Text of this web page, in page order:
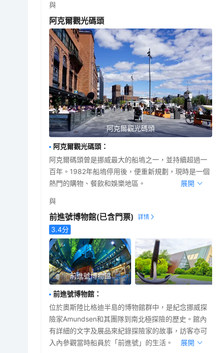
與
阿克爾觀光碼頭
阿克爾觀光碼頭
阿克爾觀光碼頭 ：
阿克爾碼頭曾是挪威最大的船塢之一，並持續超過一
百年。1982年船塢停用後，便重新規劃，現時是一個
熱門的購物、餐飲和娛樂地區。
展開
與
前進號博物館(已含門票)
3.4分
前進號博物館
前進號博物館 ：
位於奧斯陸比格迪半島的博物館群中，是紀念挪威探
險家Amundsen和其團隊到南北極探險的歷史。館內
有詳細的文字及展品來紀錄探險家的故事，訪客亦可
入內參觀當時船員於「前進號」的生活。
展開